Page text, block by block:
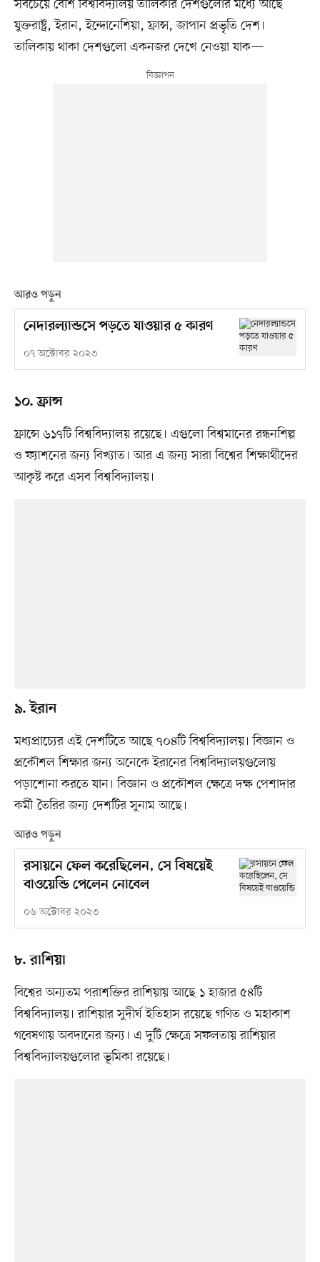
সবচেয়ে বেশি বিশ্ববিদ্যালয় তালিকার দেশগুলোর মধ্যে আছে
যুক্তরাষ্ট্র, ইরান, ইন্দোনেশিয়া, ফ্রান্স, জাপান প্রভৃতি দেশ।
তালিকায় থাকা দেশগুলো একনজর দেখে নেওয়া যাক—
আরও পড়ুন
নেদারল্যান্ডসে পড়তে যাওয়ার ৫ কারণ
০৭ অক্টোবর ২০২৩
১০. ফ্রান্স
ফ্রান্সে ৬১৭টি বিশ্ববিদ্যালয় রয়েছে। এগুলো বিশ্বমানের রন্ধনশিল্প
ও ফ্যাশনের জন্য বিখ্যাত। আর এ জন্য সারা বিশ্বের শিক্ষার্থীদের
আকৃষ্ট করে এসব বিশ্ববিদ্যালয়।
৯. ইরান
মধ্যপ্রাচ্যের এই দেশটিতে আছে ৭০৪টি বিশ্ববিদ্যালয়। বিজ্ঞান ও
প্রকৌশল শিক্ষার জন্য অনেকে ইরানের বিশ্ববিদ্যালয়গুলোয়
পড়াশোনা করতে যান। বিজ্ঞান ও প্রকৌশল ক্ষেত্রে দক্ষ পেশাদার
কর্মী তৈরির জন্য দেশটির সুনাম আছে।
আরও পড়ুন
রসায়নে ফেল করেছিলেন, সে বিষয়েই
বাওয়েন্ডি পেলেন নোবেল
০৬ অক্টোবর ২০২৩
৮. রাশিয়া
বিশ্বের অন্যতম পরাশক্তির রাশিয়ায় আছে ১ হাজার ৫৪টি
বিশ্ববিদ্যালয়। রাশিয়ার সুদীর্ঘ ইতিহাস রয়েছে গণিত ও মহাকাশ
গবেষণায় অবদানের জন্য। এ দুটি ক্ষেত্রে সফলতায় রাশিয়ার
বিশ্ববিদ্যালয়গুলোর ভূমিকা রয়েছে।